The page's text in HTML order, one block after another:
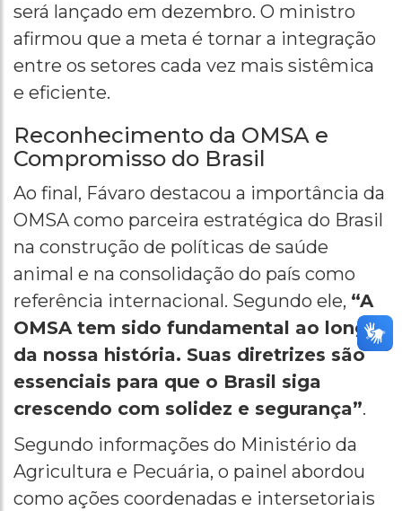
será lançado em dezembro. O ministro
afirmou que a meta é tornar a integração
entre os setores cada vez mais sistêmica
e eficiente.
Reconhecimento da OMSA e
Compromisso do Brasil
Ao final, Fávaro destacou a importância da
OMSA como parceira estratégica do Brasil
na construção de políticas de saúde
animal e na consolidação do país como
referência internacional. Segundo ele, “A
OMSA tem sido fundamental ao longo
da nossa história. Suas diretrizes são
essenciais para que o Brasil siga
crescendo com solidez e segurança”.
Segundo informações do Ministério da
Agricultura e Pecuária, o painel abordou
como ações coordenadas e intersetoriais